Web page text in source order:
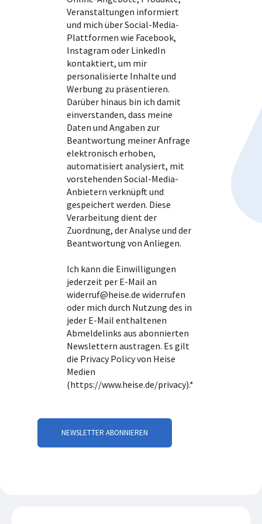
Veranstaltungen informiert
und mich über Social-Media-
Plattformen wie Facebook,
Instagram oder LinkedIn
kontaktiert, um mir
personalisierte Inhalte und
Werbung zu präsentieren.
Darüber hinaus bin ich damit
einverstanden, dass meine
Daten und Angaben zur
Beantwortung meiner Anfrage
elektronisch erhoben,
automatisiert analysiert, mit
vorstehenden Social-Media-
Anbietern verknüpft und
gespeichert werden. Diese
Verarbeitung dient der
Zuordnung, der Analyse und der
Beantwortung von Anliegen.
Ich kann die Einwilligungen
jederzeit per E-Mail an
widerruf@heise.de widerrufen
oder mich durch Nutzung des in
jeder E-Mail enthaltenen
Abmeldelinks aus abonnierten
Newslettern austragen. Es gilt
die Privacy Policy von Heise
Medien
(https://www.heise.de/privacy).*